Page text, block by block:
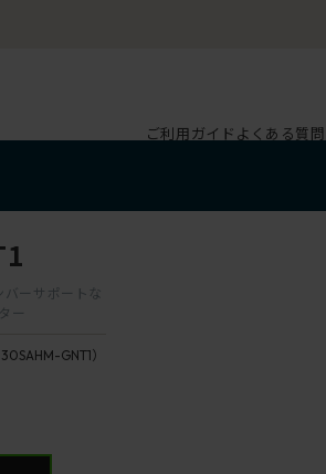
ご利用ガイド よくある質問
ーサポートな
ー
GNT1）